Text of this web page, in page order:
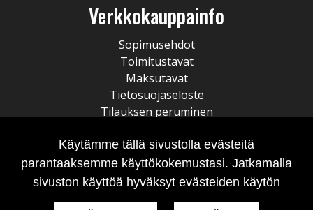
Verkkokauppainfo
Sopimusehdot
Toimitustavat
Maksutavat
Tietosuojaseloste
Tilauksen peruminen
Käytämme tällä sivustolla evästeitä
parantaaksemme käyttökokemustasi. Jatkamalla
sivuston käyttöä hyväksyt evästeiden käytön